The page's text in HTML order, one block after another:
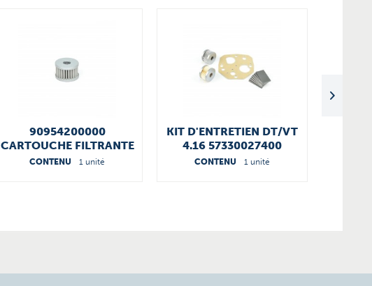
90954200000
CARTOUCHE FILTRANTE
CONTENU 1 unité
KIT D'ENTRETIEN DT/VT
4.16 57330027400
CONTENU 1 unité